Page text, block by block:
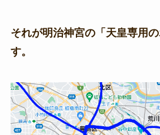
それが明治神宮の「天皇専用
す。